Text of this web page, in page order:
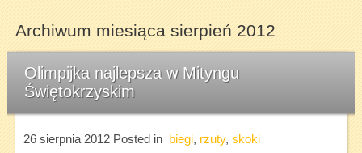
Archiwum miesiąca sierpień 2012
Olimpijka najlepsza w Mityngu
Świętokrzyskim
26 sierpnia 2012Posted in biegi, rzuty, skoki